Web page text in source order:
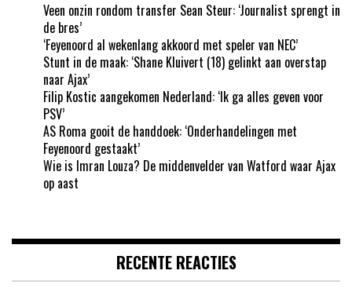
Veen onzin rondom transfer Sean Steur: ‘Journalist sprengt in
de bres’
‘Feyenoord al wekenlang akkoord met speler van NEC’
Stunt in de maak: ‘Shane Kluivert (18) gelinkt aan overstap
naar Ajax’
Filip Kostic aangekomen Nederland: ‘Ik ga alles geven voor
PSV’
AS Roma gooit de handdoek: ‘Onderhandelingen met
Feyenoord gestaakt’
Wie is Imran Louza? De middenvelder van Watford waar Ajax
op aast
RECENTE REACTIES